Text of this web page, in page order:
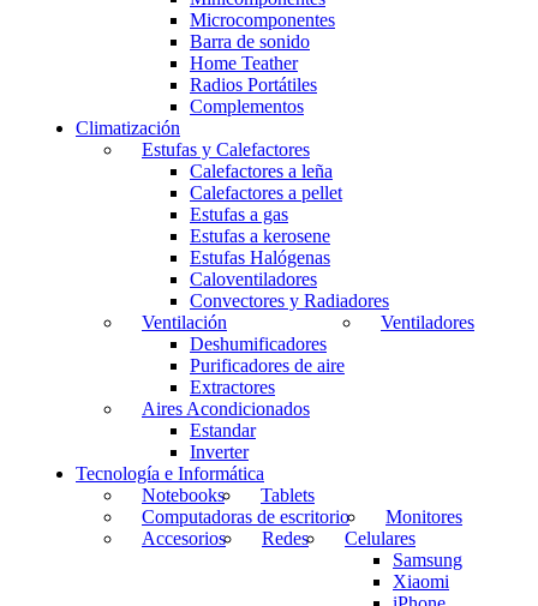
Microcomponentes
Barra de sonido
Home Teather
Radios Portátiles
Complementos
Climatización
Estufas y Calefactores
Calefactores a leña
Calefactores a pellet
Estufas a gas
Estufas a kerosene
Estufas Halógenas
Caloventiladores
Convectores y Radiadores
Ventilación
Deshumificadores
Purificadores de aire
Extractores
Ventiladores
Aires Acondicionados
Estandar
Inverter
Tecnología e Informática
Notebooks
Tablets
Computadoras de escritorio
Monitores
Accesorios
Redes
Celulares
Samsung
Xiaomi